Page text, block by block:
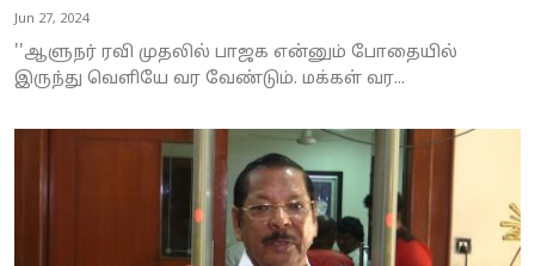
Jun 27, 2024
''ஆளுநர் ரவி முதலில் பாஜக என்னும் போதையில்
இருந்து வெளியே வர வேண்டும். மக்கள் வர...